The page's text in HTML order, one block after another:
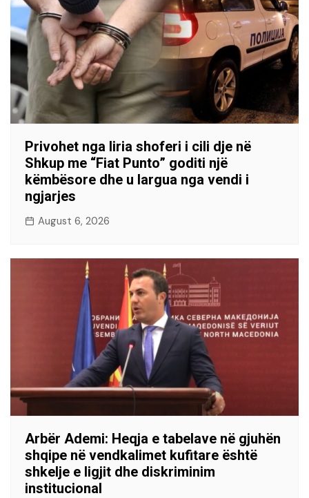
Privohet nga liria shoferi i cili dje në
Shkup me “Fiat Punto” goditi një
këmbësore dhe u largua nga vendi i
ngjarjes
August 6, 2026
Arbër Ademi: Heqja e tabelave në gjuhën
shqipe në vendkalimet kufitare është
shkelje e ligjit dhe diskriminim
institucional